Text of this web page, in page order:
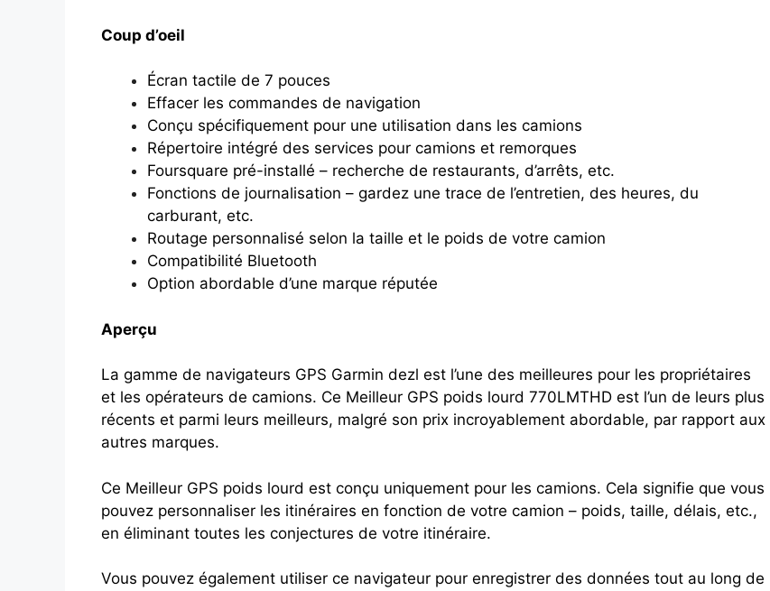
Coup d’oeil
Écran tactile de 7 pouces
Effacer les commandes de navigation
Conçu spécifiquement pour une utilisation dans les camions
Répertoire intégré des services pour camions et remorques
Foursquare pré-installé – recherche de restaurants, d’arrêts, etc.
Fonctions de journalisation – gardez une trace de l’entretien, des heures, du
carburant, etc.
Routage personnalisé selon la taille et le poids de votre camion
Compatibilité Bluetooth
Option abordable d’une marque réputée
Aperçu
La gamme de navigateurs GPS Garmin dezl est l’une des meilleures pour les propriétaires
et les opérateurs de camions. Ce Meilleur GPS poids lourd 770LMTHD est l’un de leurs plus
récents et parmi leurs meilleurs, malgré son prix incroyablement abordable, par rapport aux
autres marques.
Ce Meilleur GPS poids lourd est conçu uniquement pour les camions. Cela signifie que vous
pouvez personnaliser les itinéraires en fonction de votre camion – poids, taille, délais, etc.,
en éliminant toutes les conjectures de votre itinéraire.
Vous pouvez également utiliser ce navigateur pour enregistrer des données tout au long de